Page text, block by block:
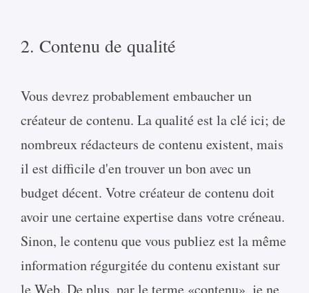
2. Contenu de qualité
Vous devrez probablement embaucher un
créateur de contenu. La qualité est la clé ici; de
nombreux rédacteurs de contenu existent, mais
il est difficile d'en trouver un bon avec un
budget décent. Votre créateur de contenu doit
avoir une certaine expertise dans votre créneau.
Sinon, le contenu que vous publiez est la même
information régurgitée du contenu existant sur
le Web. De plus, par le terme «contenu», je ne